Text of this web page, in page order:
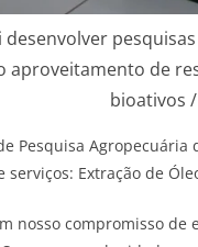
aproveitamento de
bioativos
Pesquisa
Extração de
nosso compromisso